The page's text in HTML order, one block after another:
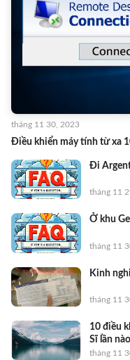
Điều khiển máy tính từ xa
tháng 11 30, 2023
Đi
tháng 11
Ở khu
tháng 11
Kinh
tháng 11
10 điều
Sĩ lần
tháng 11